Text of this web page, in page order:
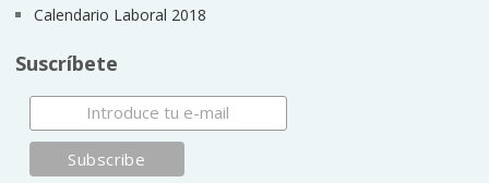
Calendario Laboral 2018
Suscríbete